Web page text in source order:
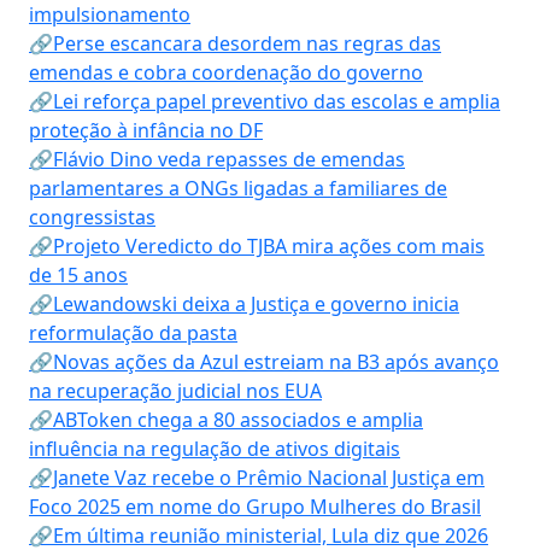
impulsionamento
🔗Perse escancara desordem nas regras das
emendas e cobra coordenação do governo
🔗Lei reforça papel preventivo das escolas e amplia
proteção à infância no DF
🔗Flávio Dino veda repasses de emendas
parlamentares a ONGs ligadas a familiares de
congressistas
🔗Projeto Veredicto do TJBA mira ações com mais
de 15 anos
🔗Lewandowski deixa a Justiça e governo inicia
reformulação da pasta
🔗Novas ações da Azul estreiam na B3 após avanço
na recuperação judicial nos EUA
🔗ABToken chega a 80 associados e amplia
influência na regulação de ativos digitais
🔗Janete Vaz recebe o Prêmio Nacional Justiça em
Foco 2025 em nome do Grupo Mulheres do Brasil
🔗Em última reunião ministerial, Lula diz que 2026